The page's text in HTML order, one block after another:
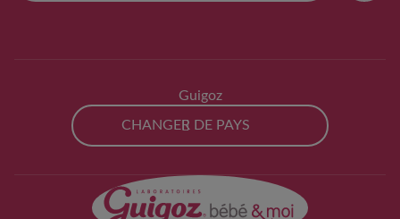
Guigoz
CHANGER DE PAYS